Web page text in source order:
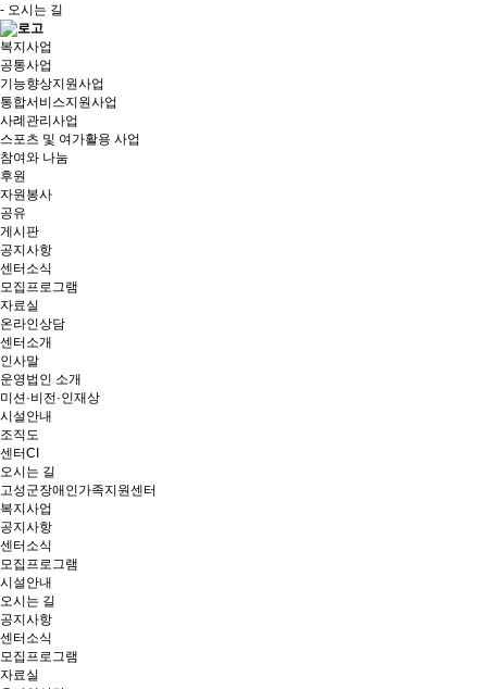
- 오시는 길
복지사업
공통사업
기능향상지원사업
통합서비스지원사업
사례관리사업
스포츠 및 여가활용 사업
참여와 나눔
후원
자원봉사
공유
게시판
공지사항
센터소식
모집프로그램
자료실
온라인상담
센터소개
인사말
운영법인 소개
미션·비전·인재상
시설안내
조직도
센터CI
오시는 길
고성군장애인가족지원센터
복지사업
공지사항
센터소식
모집프로그램
시설안내
오시는 길
공지사항
센터소식
모집프로그램
자료실